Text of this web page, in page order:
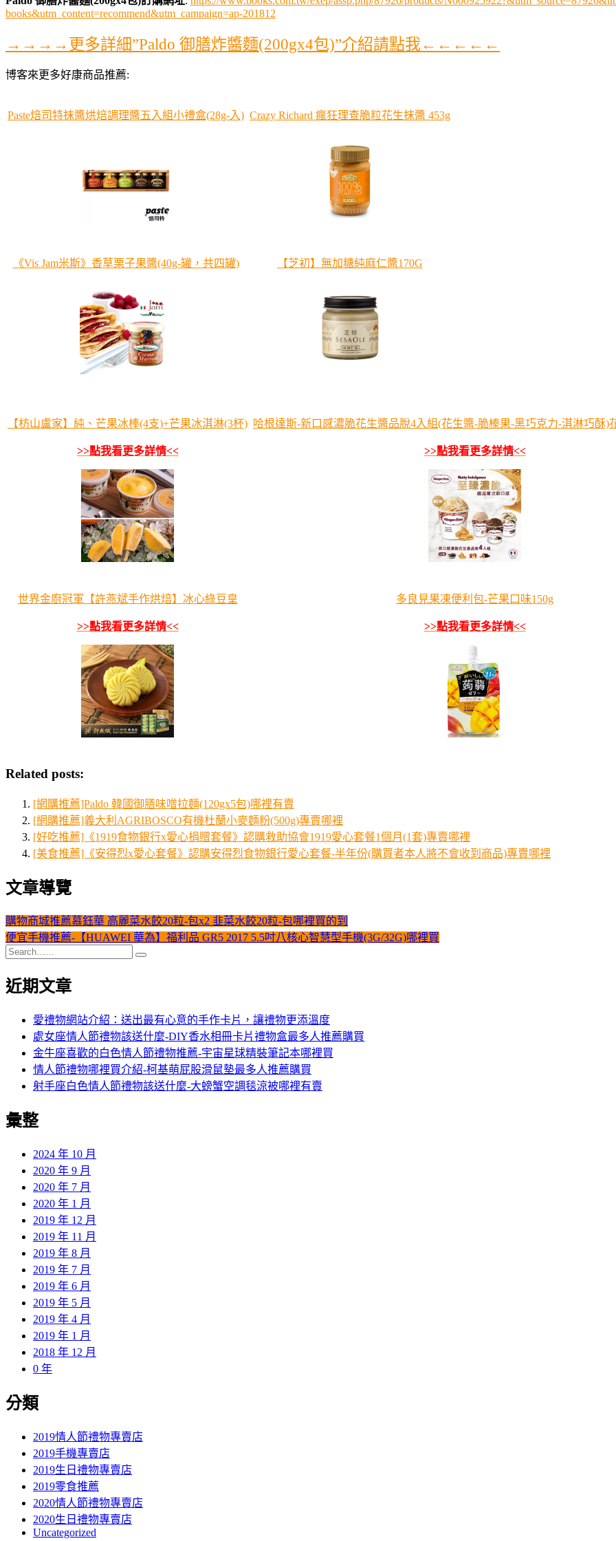
books&utm_content=recommend&utm_campaign=ap-201812
→→→→更多詳細”Paldo 御膳炸醬麵(200gx4包)”介紹請點我←←←←←
博客來更多好康商品推薦:
Paste焙司特抹醬烘焙調理醬五入組小禮盒(28g-入) Crazy Richard 瘋狂理查脆粒花生抹醬 453g
《Vis Jam米斯》香草栗子果醬(40g-罐，共四罐) 【芝初】無加糖純麻仁醬170G
【枋山盧家】純、芒果冰棒(4支)+芒果冰淇淋(3杯)
>>點我看更多詳情<<
哈根達斯-新口感濃脆花生醬品脫4入組(花生醬-脆榛果-黑巧克力-淇淋巧酥)
>>點我看更多詳情<<
世界金廚冠軍【許燕斌手作烘焙】冰心綠豆皇
>>點我看更多詳情<<
多良見果凍便利包-芒果口味150g
>>點我看更多詳情<<
Related posts:
[網購推薦]Paldo 韓國御膳味噌拉麵(120gx5包)哪裡有賣
[網購推薦]義大利AGRIBOSCO有機杜蘭小麥麵粉(500g)專賣哪裡
[好吃推薦]《1919食物銀行x愛心捐贈套餐》認購救助協會1919愛心套餐1個月(1套)專賣哪裡
[美食推薦]《安得烈x愛心套餐》認購安得烈食物銀行愛心套餐-半年份(購買者本人將不會收到商品)專賣哪裡
文章導覽
購物商城推薦慕鈺華 高麗菜水餃20粒-包x2 韭菜水餃20粒-包哪裡買的到
便宜手機推薦-【HUAWEI 華為】福利品 GR5 2017 5.5吋八核心智慧型手機(3G/32G)哪裡買
近期文章
愛禮物網站介紹：送出最有心意的手作卡片，讓禮物更添溫度
處女座情人節禮物該送什麼-DIY香水相冊卡片禮物盒最多人推薦購買
金牛座喜歡的白色情人節禮物推薦-宇宙星球精裝筆記本哪裡買
情人節禮物哪裡買介紹-柯基萌屁股滑鼠墊最多人推薦購買
射手座白色情人節禮物該送什麼-大螃蟹空調毯涼被哪裡有賣
彙整
2024 年 10 月
2020 年 9 月
2020 年 7 月
2020 年 1 月
2019 年 12 月
2019 年 11 月
2019 年 8 月
2019 年 7 月
2019 年 6 月
2019 年 5 月
2019 年 4 月
2019 年 1 月
2018 年 12 月
0 年
分類
2019情人節禮物專賣店
2019手機專賣店
2019生日禮物專賣店
2019零食推薦
2020情人節禮物專賣店
2020生日禮物專賣店
Uncategorized